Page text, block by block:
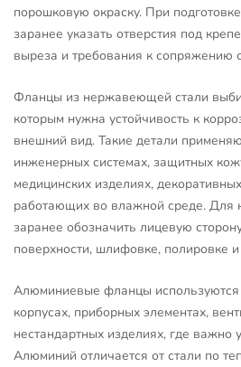
порошковую окраску. При
заранее указать отверстия под
выреза и требования к сопряжению
Фланцы из нержавеющей стали
которым нужна устойчивость к
внешний вид. Такие детали
инженерных системах, защитных
медицинских изделиях,
работающих во влажной среде. Для
заранее обозначить лицевую
поверхности, шлифовке, полировке
Алюминиевые фланцы используются
корпусах, приборных элементах,
нестандартных изделиях, где важно
Алюминий отличается от стали по